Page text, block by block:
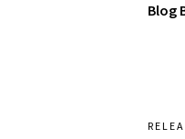
Blog